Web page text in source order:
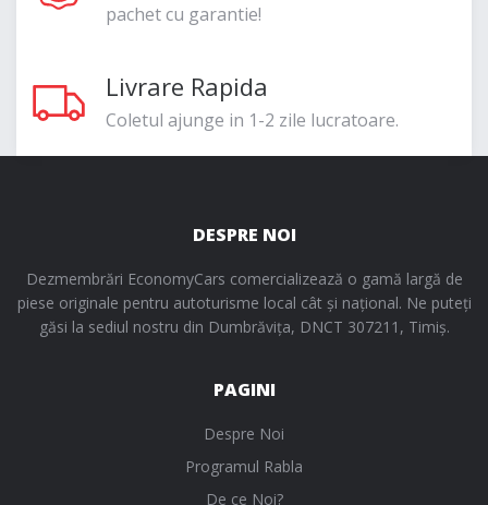
pachet cu garantie!
Livrare Rapida
Coletul ajunge in 1-2 zile lucratoare.
DESPRE NOI
Dezmembrări EconomyCars comercializează o gamă largă de
piese originale pentru autoturisme local cât și național. Ne puteți
găsi la sediul nostru din Dumbrăvița, DNCT 307211, Timiș.
PAGINI
Despre Noi
Programul Rabla
De ce Noi?